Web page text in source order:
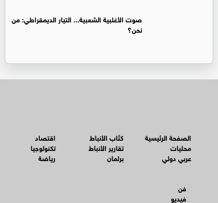
صوت الأغلبية الشعبية... التيار الديمقراطي: من
نحن؟
الصفحة الرئيسية
محليات
عربي دولي
كتّاب الأنباط
تقارير الأنباط
برلمان
اقتصاد
تكنولوجيا
رياضة
فن
فيديو